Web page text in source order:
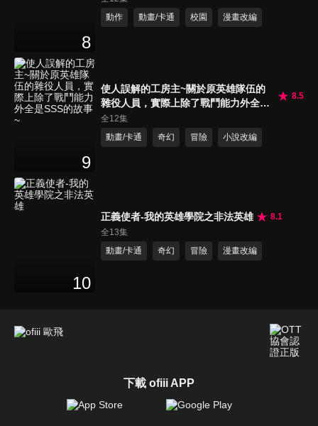
8
動作
動畫/卡通 校園 漫畫改編
9
使人誤解的工房主~關於原英雄隊伍的
雜役人員，實際上除了戰鬥能力外全是
SSS的故事~
8.5
全12集
動畫/卡通
奇幻 冒險 小說改編
10
正義使者-我的英雄學院之非法英雄
8.1
全13集
動畫/卡通
奇幻 冒險 漫畫改編
下載 ofiii APP